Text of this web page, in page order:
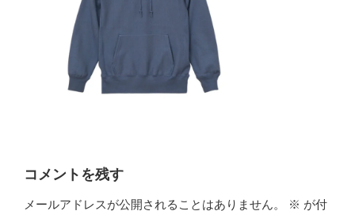
コメントを残す
メールアドレスが公開されることはありません。 ※ が付